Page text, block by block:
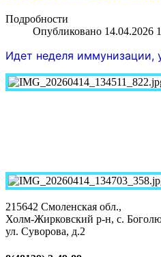
Подробности
Опубликовано 14.04.2026
Идет неделя иммунизации,
215642 Смоленская обл.,
Холм-Жирковский р-н, с.
ул. Суворова, д.2